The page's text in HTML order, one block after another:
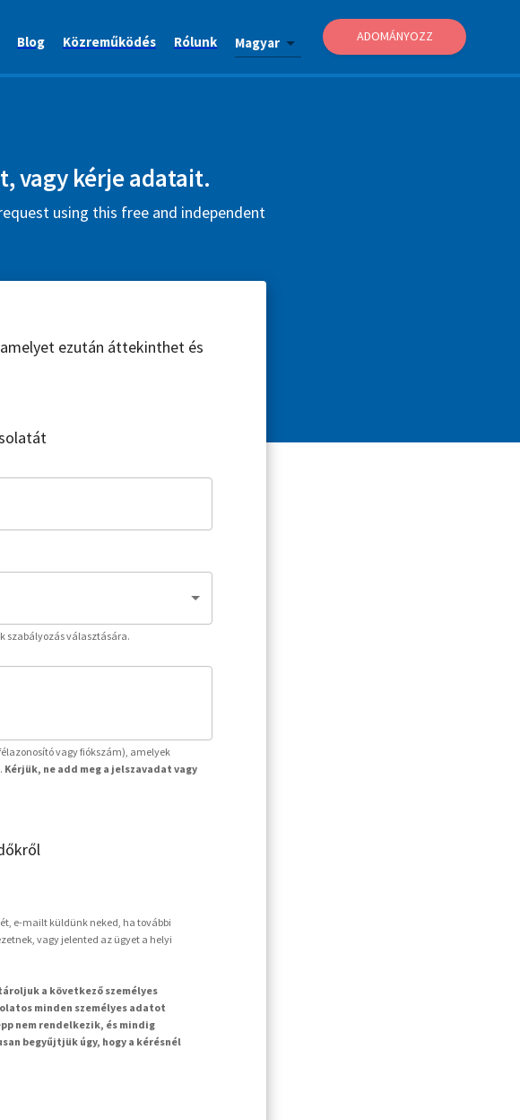
Blog Közreműködés Rólunk Magyar ADOMÁNYOZZ
vagy kérje adatait.
using this free and independent
ezután áttekinthet és
szabályozás választására.
vagy fiókszám), amelyek
Kérjük, ne add meg a jelszavadat vagy
e-mailt küldünk neked, ha további
vagy jelented az ügyet a helyi
a következő személyes
minden személyes adatot
nem rendelkezik, és mindig
begyűjtjük úgy, hogy a kérésnél